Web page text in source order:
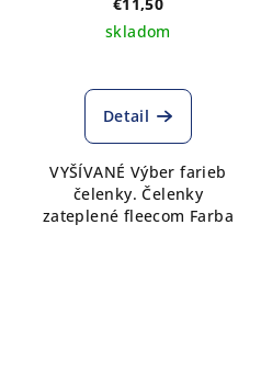
sivá výber farieb
skladom
Detail
VYŠÍVANÉ Výber farieb
čelenky. Čelenky
zateplené fleecom Farba